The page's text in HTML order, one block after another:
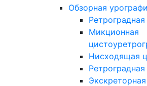
Обзорная
Микционная
Нисходящая